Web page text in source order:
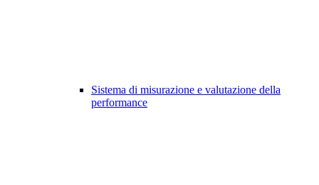
Sistema di misurazione e valutazione della
performance